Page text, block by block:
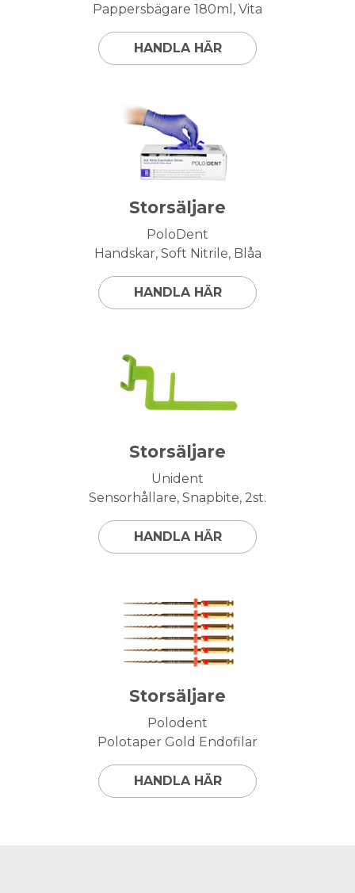
Pappersbägare 180ml, Vita
HANDLA HÄR
Storsäljare
PoloDent
Handskar, Soft Nitrile, Blåa
HANDLA HÄR
Storsäljare
Unident
Sensorhållare, Snapbite, 2st.
HANDLA HÄR
Storsäljare
Polodent
Polotaper Gold Endofilar
HANDLA HÄR